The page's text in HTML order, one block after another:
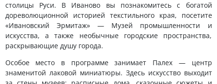
столицы Руси. В Иваново вы познакомитесь с богатой
дореволюционной историей текстильного края, посетите
«Ивановский Эрмитаж» — Музей промышленности и
искусства, а также необычные городские пространства,
раскрывающие душу города.
Особое место в программе занимает Палех — центр
знаменитой лаковой миниатюры. Здесь искусство выходит